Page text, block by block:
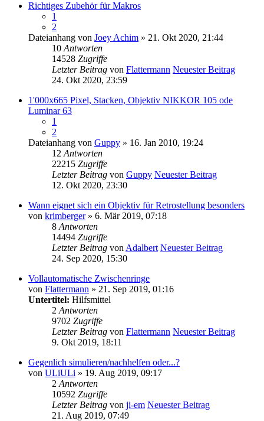
Richtiges Zubehör für Makros
1
2
Dateianhang von Joey Achim » 21. Okt 2020, 21:44
10 Antworten
14528 Zugriffe
Letzter Beitrag von Flattermann Neuester Beitrag
24. Okt 2020, 23:59
1'000x665 Pixel, Stacken, Objektiv NIKKOR 105 ode
Luminar 63
1
2
Dateianhang von Guppy » 16. Jan 2010, 19:24
12 Antworten
22215 Zugriffe
Letzter Beitrag von Guppy Neuester Beitrag
12. Okt 2020, 23:30
Wann eignet sich ein Objektiv für Retrostellung besonders
von krimberger» 6. Mär 2019, 07:18
8 Antworten
14494 Zugriffe
Letzter Beitrag von Adalbert Neuester Beitrag
24. Sep 2020, 15:30
Vollautomatische Zwischenringe
von Flattermann » 21. Sep 2019, 01:16
Untertitel: Hilfsmittel
2 Antworten
9702 Zugriffe
Letzter Beitrag von Flattermann Neuester Beitrag
9. Okt 2019, 18:11
Gegenlich simulieren/nachhelfen oder...?
von ULiULi » 19. Aug 2019, 09:17
2 Antworten
10592 Zugriffe
Letzter Beitrag von ji-em Neuester Beitrag
21. Aug 2019, 07:49